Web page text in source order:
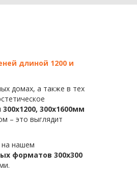
длиной 1200 и
домах, а также в тех
300х1200, 300х1600мм
– это выглядит
на нашем
форматов 300х300